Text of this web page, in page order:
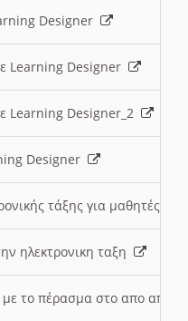
Designer
Learning Designer
Learning Designer_2
Designer
τάξης για μαθητές
ηλεκτρονικη ταξη
με το πέρασμα στο απο